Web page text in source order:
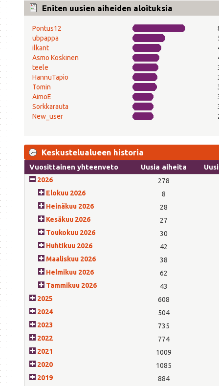
Eniten uusien aiheiden aloituksia
Pontus12
ubpappa
ilkant
Asmo Koskinen
teele
HannuTapio
Tomin
AimoE
Sorkkarauta
New_user
Keskustelualueen historia
Vuosittainen yhteenveto Uusia aiheita
2026
278
Elokuu 2026
8
Heinäkuu 2026
28
Kesäkuu 2026
27
Toukokuu 2026
30
Huhtikuu 2026
42
Maaliskuu 2026
38
Helmikuu 2026
62
Tammikuu 2026
43
2025
608
2024
504
2023
735
2022
774
2021
1009
2020
1085
2019
884